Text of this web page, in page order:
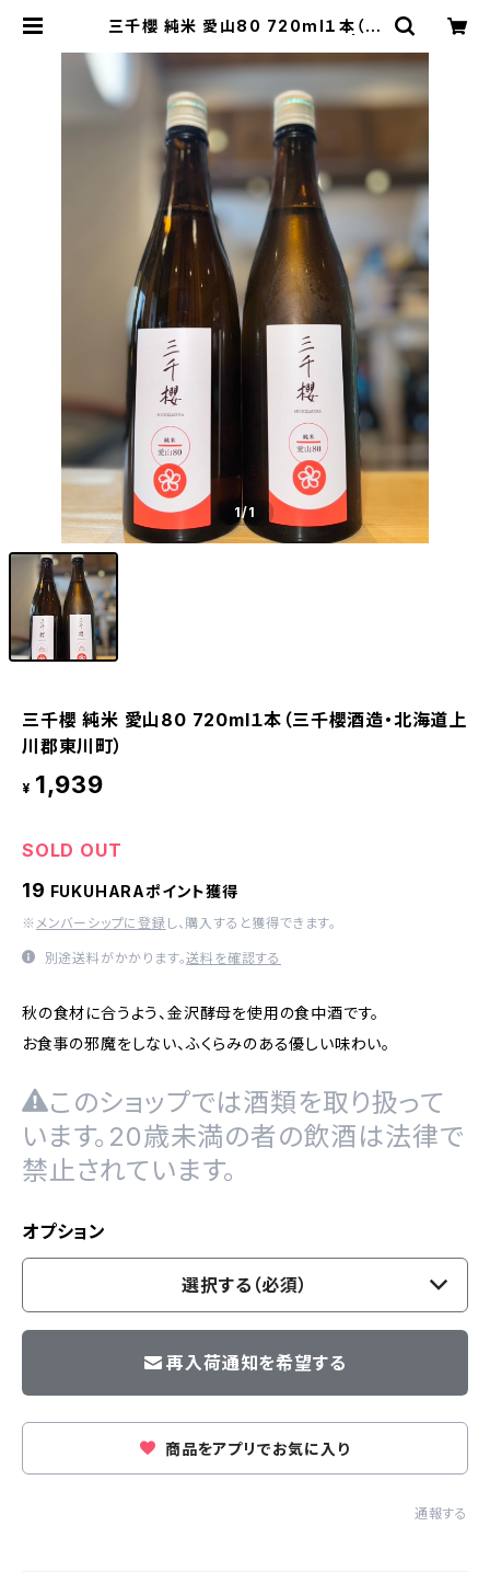
三千櫻 純米 愛山80 720ml１本（三
ASE公式】福原酒店｜創業1928年・
広島の日本酒・限定酒を全国通販
1/1
三千櫻 純米 愛山80 720ml１本（三千櫻酒造・北海道上
川郡東川町）
¥ 1,939
SOLD OUT
19 FUKUHARAポイント獲得
※ メンバーシップに登録 し、購入すると獲得できます。
別途送料がかかります。送料を確認する
秋の食材に合うよう、金沢酵母を使用の食中酒です。
お食事の邪魔をしない、ふくらみのある優しい味わい。
このショップでは酒類を取り扱って
います。20歳未満の者の飲酒は法律で
禁止されています。
オプション
選択する（必須）
再入荷通知を希望する
商品をアプリでお気に入り
通報する